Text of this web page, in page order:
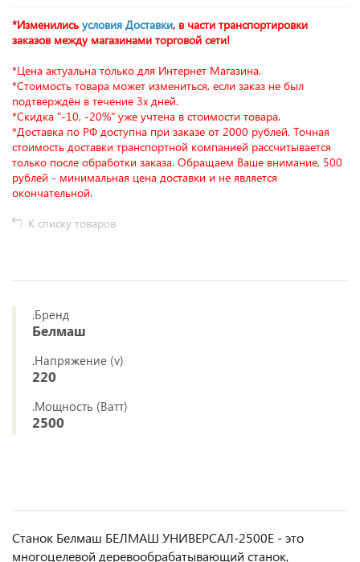
*Изменились условия Доставки, в части транспортировки
заказов между магазинами торговой сети!
*Цена актуальна только для Интернет Магазина.
*Стоимость товара может измениться, если заказ не был
подтверждён в течение 3х дней.
*Скидка "-10, -20%" уже учтена в стоимости товара.
*Доставка по РФ доступна при заказе от 2000 рублей. Точная
стоимость доставки транспортной компанией рассчитывается
только после обработки заказа. Обращаем Ваше внимание, 500
рублей - минимальная цена доставки и не является
окончательной.
К списку товаров
.Бренд
Белмаш
.Напряжение (v)
220
.Мощность (Ватт)
2500
Станок Белмаш БЕЛМАШ УНИВЕРСАЛ-2500Е - это
многоцелевой деревообрабатывающий станок,